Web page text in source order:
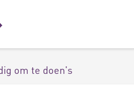
om te doen's